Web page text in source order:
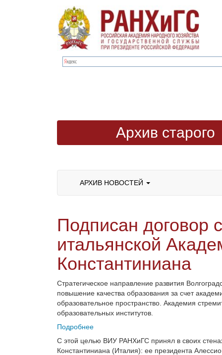
Архив старого
АРХИВ НОВОСТЕЙ
Подписан договор
итальянской
Константиниана
Стратегическое направление развития
повышение качества образования за счет
образовательное пространство. Академия
образовательных институтов.
Подробнее
С этой целью ВИУ РАНХиГС принял в своих
Константиниана (Италия): ее президента